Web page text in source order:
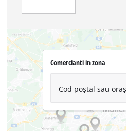
Comercianti in zona
Cod poștal sau oraș